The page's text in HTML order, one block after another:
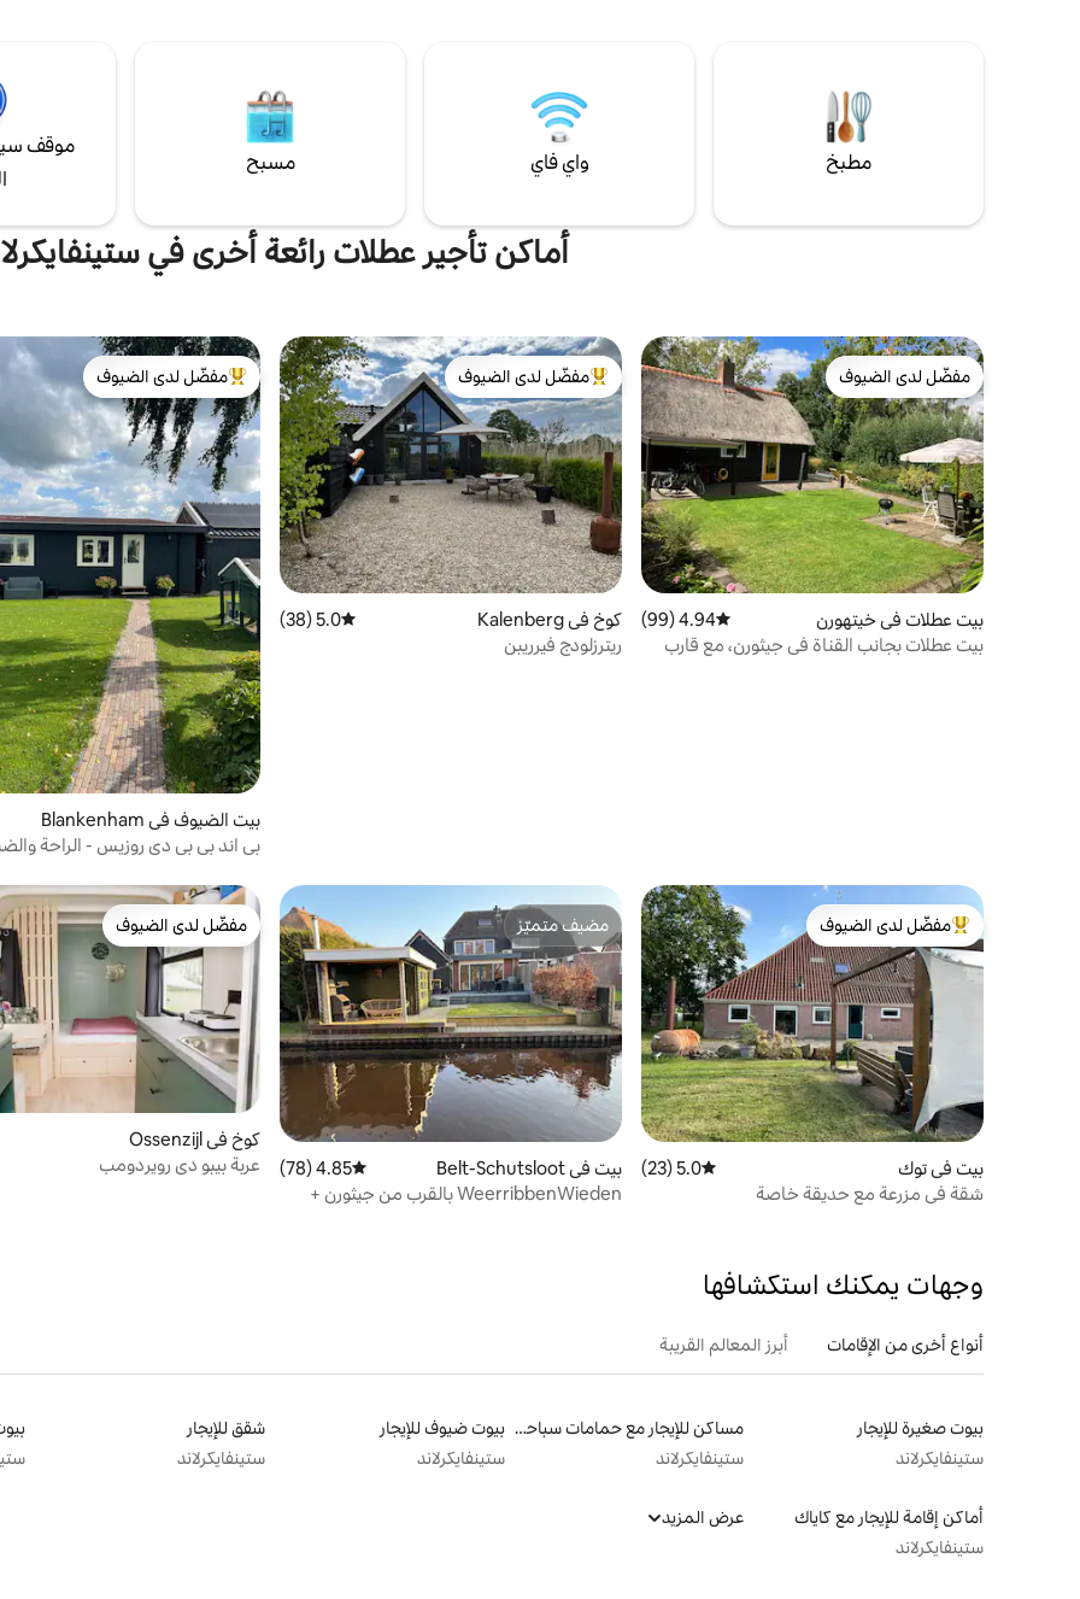
مطبخ واي فاي مسبح
موقف
أماكن تأجير عطلات رائعة أخرى في
مفضّل لدى الضيوف
مفضّل لدى الضيوف
بيت عطلات في خيتهورن متوسط التقييم 4.94 من 5، 99 مراجعات
4.94 (99)
بيت عطلات بجانب القناة في جيثورن، مع قارب
من أبرز البيوت المفضّلة لدى الضيوف
مفضّل لدى الضيوف
كوخ في Kalenberg متوسط التقييم 5.0 من 5، 38 مراجعات
5.0 (38)
ريترزلودج فيرريبن
من أبرز البيوت المفضّلة لدى الضيوف
مفضّل لدى الضيوف
بيت الضيوف في Blankenham
بي اند بي بي دي روزيس - الراحة
من أبرز البيوت المفضّلة لدى الضيوف
مفضّل لدى الضيوف
بيت في توك متوسط التقييم 5.0 من 5، 23 مراجعات
5.0 (23)
شقة في مزرعة مع حديقة خاصة
مضيف متميّز
مضيف متميّز
بيت في Belt-Schutsloot متوسط التقييم 4.85 من 5، 78 مراجعات
4.85 (78)
WeerribbenWieden بالقرب من جيثورن +
مفضّل لدى الضيوف
مفضّل لدى الضيوف
كوخ في Ossenzijl
عربة بيبو دي رويردومب
وجهات يمكنك استكشافها
أنواع أخرى من الإقامات أبرز المعالم القريبة
بيوت صغيرة للإيجار
ستينفايكرلاند
مساكن للإيجار مع حمامات سباحة
ستينفايكرلاند
بيوت ضيوف للإيجار
ستينفايكرلاند
شقق للإيجار
ستينفايكرلاند
أماكن إقامة للإيجار مع كاياك
ستينفايكرلاند
عرض المزيد